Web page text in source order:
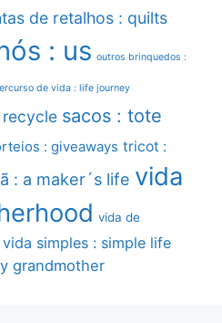
de retalhos : quilts
: us outros brinquedos :
de vida : life journey
sacos : tote
: giveaways tricot :
: a maker´s life vida
vida de
vida simples : simple life
grandmother